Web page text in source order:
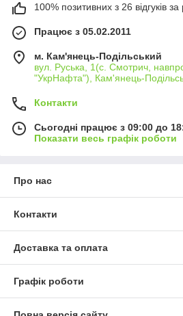
100% позитивних з 26 відгуків за
Працює з 05.02.2011
м. Кам'янець-Подільський
вул. Руська, 1(с. Смотрич,
"УкрНафта"), Кам'янець-
Контакти
Сьогодні працює з 09:00 до
Показати весь графік роботи
Про нас
Контакти
Доставка та оплата
Графік роботи